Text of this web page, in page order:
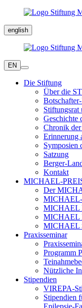
english
EN
Die Stiftung
Über die
Stiftungsrat
Geschichte
Chronik
Erinnerung
Symposien
Satzung
Berger-
Kontakt
MICHAEL-
Der
MICHAEL-
MICHAEL
MICHAEL
MICHAEL
Praxisseminar
Programm
Nützliche
Stipendien
VIREPA-
Stipendien
Epilepsie-